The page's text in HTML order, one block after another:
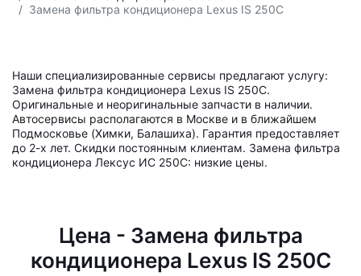
Замена фильтра кондиционера Lexus IS 250C
Наши специализированные сервисы предлагают услугу:
Замена фильтра кондиционера Lexus IS 250C.
Оригинальные и неоригинальные запчасти в наличии.
Автосервисы располагаются в Москве и в ближайшем
Подмосковье (Химки, Балашиха). Гарантия предоставляет
до 2-х лет. Скидки постоянным клиентам. Замена фильтра
кондиционера Лексус ИС 250С: низкие цены.
Цена - Замена фильтра
кондиционера Lexus IS 250C